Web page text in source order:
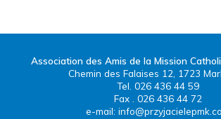
Association des Amis de la Mission
Chemin des Falaises 12, 1723
Tel. 026 436 44 59
Fax . 026 436 44 72
e-mail: